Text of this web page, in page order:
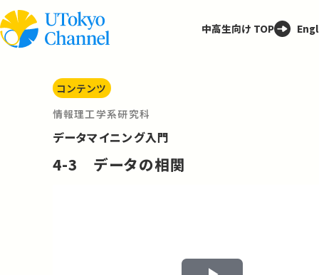
中高生向け TOP
コンテンツ
情報理工学系研究科
データマイニング入門
4-3 データの相関